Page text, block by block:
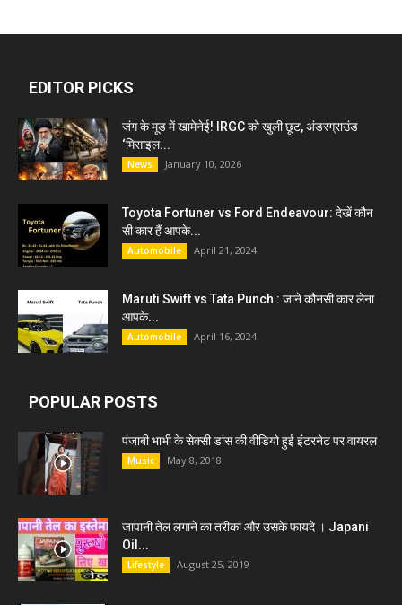
EDITOR PICKS
जंग के मूड में खामेनेई! IRGC को खुली छूट, अंडरग्राउंड
‘मिसाइल...
News January 10, 2026
Toyota Fortuner vs Ford Endeavour: देखें कौन
सी कार हैं आपके...
Automobile April 21, 2024
Maruti Swift vs Tata Punch : जाने कौनसी कार लेना
आपके...
Automobile April 16, 2024
POPULAR POSTS
पंजाबी भाभी के सेक्सी डांस की वीडियो हुई इंटरनेट पर वायरल
Music May 8, 2018
जापानी तेल लगाने का तरीका और उसके फायदे । Japani
Oil...
Lifestyle August 25, 2019